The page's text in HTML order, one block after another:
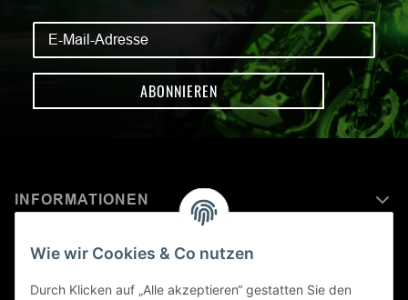
ABONNIEREN
INFORMATIONEN
MEHR ERFAHREN ÜBER
KAWASAKI WELT
Wie wir Cookies & Co nutzen
Durch Klicken auf „Alle akzeptieren“ gestatten Sie den